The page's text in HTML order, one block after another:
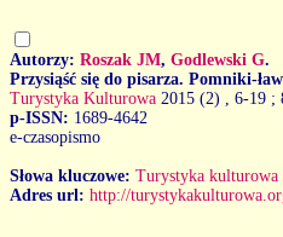
Autorzy: Roszak JM, Godlewski G.
Przysiąść się do pisarza. Pomniki-
Turystyka Kulturowa 2015 (2)
, 6-19
p-ISSN: 1689-4642
e-czasopismo
Słowa kluczowe: Turystyka kulturowa
Adres url: http://